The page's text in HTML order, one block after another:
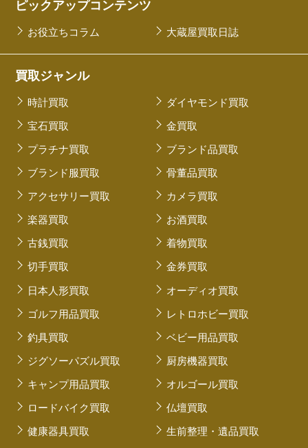
ピックアップコンテンツ
お役立ちコラム 大蔵屋買取日誌
買取ジャンル
時計買取 ダイヤモンド買取
宝石買取 金買取
プラチナ買取 ブランド品買取
ブランド服買取 骨董品買取
アクセサリー買取 カメラ買取
楽器買取 お酒買取
古銭買取 着物買取
切手買取 金券買取
日本人形買取 オーディオ買取
ゴルフ用品買取 レトロホビー買取
釣具買取 ベビー用品買取
ジグソーパズル買取 厨房機器買取
キャンプ用品買取 オルゴール買取
ロードバイク買取 仏壇買取
健康器具買取 生前整理・遺品買取